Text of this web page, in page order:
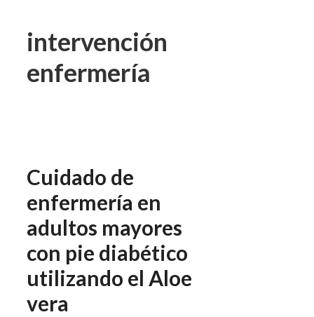
intervención
enfermería
Cuidado de
enfermería en
adultos mayores
con pie diabético
utilizando el Aloe
vera